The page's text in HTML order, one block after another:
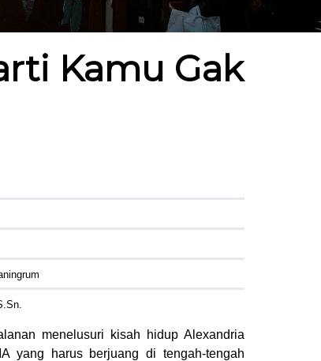
Kamu Gak
menelusuri kisah hidup Alexandria
yang harus berjuang di tengah-tengah